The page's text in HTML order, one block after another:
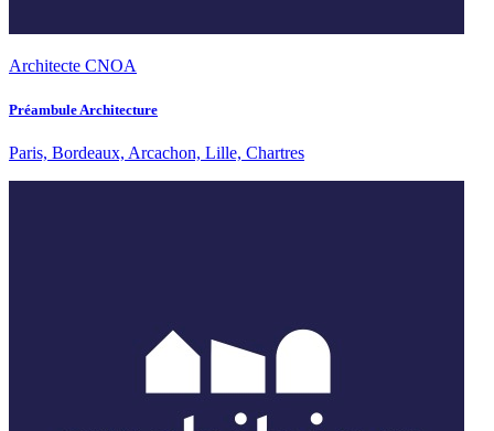
Architecte CNOA
Préambule Architecture
Paris, Bordeaux, Arcachon, Lille, Chartres